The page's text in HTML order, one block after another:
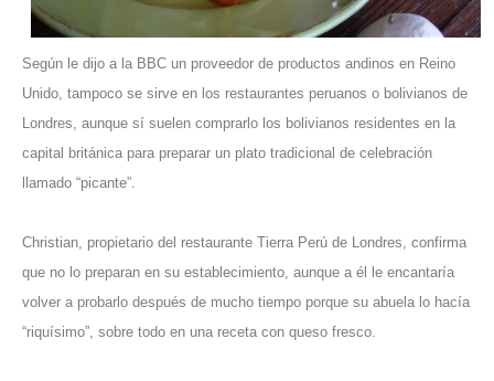
Según le dijo a la BBC un proveedor de productos andinos en Reino
Unido, tampoco se sirve en los restaurantes peruanos o bolivianos de
Londres, aunque sí suelen comprarlo los bolivianos residentes en la
capital británica para preparar un plato tradicional de celebración
llamado “picante”.
Christian, propietario del restaurante Tierra Perú de Londres, confirma
que no lo preparan en su establecimiento, aunque a él le encantaría
volver a probarlo después de mucho tiempo porque su abuela lo hacía
“riquísimo”, sobre todo en una receta con queso fresco.